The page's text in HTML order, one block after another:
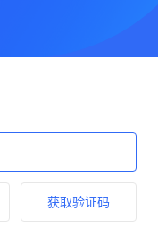
获取验证码